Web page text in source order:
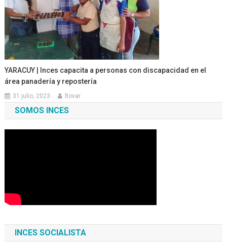
YARACUY | Inces capacita a personas con discapacidad en el
área panadería y repostería
31 julio, 2023 ltovar
SOMOS INCES
INCES SOCIALISTA